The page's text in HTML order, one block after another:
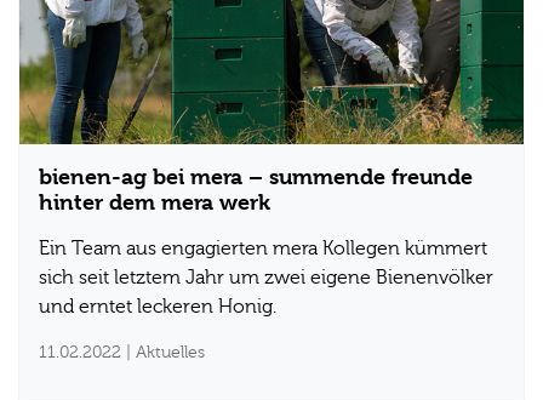
bienen-ag bei mera – summende freunde
hinter dem mera werk
Ein Team aus engagierten mera Kollegen kümmert
sich seit letztem Jahr um zwei eigene Bienenvölker
und erntet leckeren Honig.
11.02.2022 | Aktuelles